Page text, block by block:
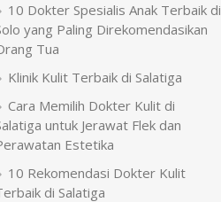
10 Dokter Spesialis Anak Terbaik di
yang Paling Direkomendasikan
Tua
Klinik Kulit Terbaik di Salatiga
Cara Memilih Dokter Kulit di
untuk Jerawat Flek dan
Estetika
10 Rekomendasi Dokter Kulit
di Salatiga